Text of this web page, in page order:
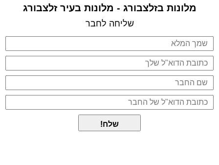
מלונות בזלצבורג - מלונות בעיר זלצבורג
שליחה לחבר